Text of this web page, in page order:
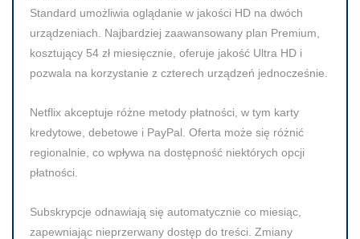
Standard umożliwia oglądanie w jakości HD na dwóch
urządzeniach. Najbardziej zaawansowany plan Premium,
kosztujący 54 zł miesięcznie, oferuje jakość Ultra HD i
pozwala na korzystanie z czterech urządzeń jednocześnie.
Netflix akceptuje różne metody płatności, w tym karty
kredytowe, debetowe i PayPal. Oferta może się różnić
regionalnie, co wpływa na dostępność niektórych opcji
płatności.
Subskrypcje odnawiają się automatycznie co miesiąc,
zapewniając nieprzerwany dostęp do treści. Zmiany